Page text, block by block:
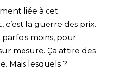
liée à cet
c’est la guerre des prix.
parfois moins, pour
mesure. Ça attire des
Mais lesquels ?